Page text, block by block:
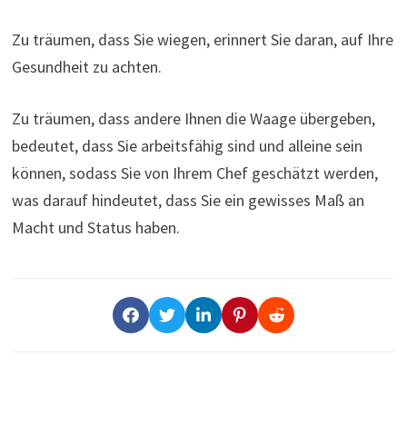
Zu träumen, dass Sie wiegen, erinnert Sie daran, auf Ihre
Gesundheit zu achten.
Zu träumen, dass andere Ihnen die Waage übergeben,
bedeutet, dass Sie arbeitsfähig sind und alleine sein
können, sodass Sie von Ihrem Chef geschätzt werden,
was darauf hindeutet, dass Sie ein gewisses Maß an
Macht und Status haben.